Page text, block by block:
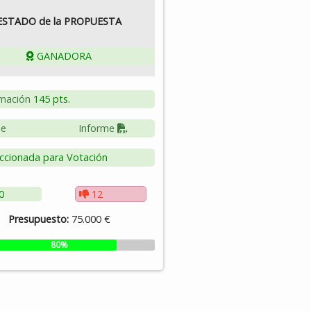
de la PROPUESTA
GANADORA
145 pts.
Informe
para Votación
12
Presupuesto: 75.000 €
80%